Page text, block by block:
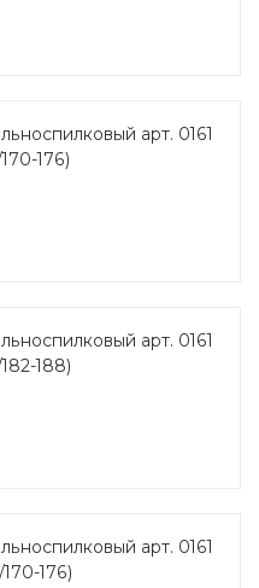
арт. 0161
176)
арт. 0161
188)
арт. 0161
176)